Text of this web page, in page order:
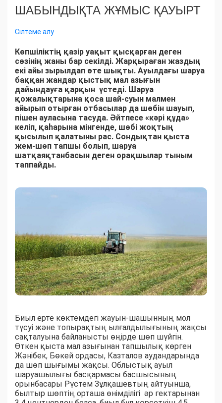
ШАБЫНДЫҚТА ЖҰМЫС ҚАУЫРТ
Сілтеме алу
Көпшіліктің қазір уақыт қысқарған деген
сөзінің жаны бар секілді. Жарқыраған жаздың
екі айы зырылдап өте шықты. Ауылдағы шаруа
баққан жандар қыстық мал азығын
дайындауға қарқын үстеді. Шаруа
қожалықтарына қоса шай-суын малмен
айырып отырған отбасылар да шөбін шауып,
пішен ауласына тасуда. Әйтпесе «кәрі құда»
келіп, қаһарына мінгенде, шөбі жоқтың
қысылып қалатыны рас. Сондықтан қыста
жем-шөп тапшы болып, шаруа
шатқаяқтанбасын деген орақшылар тыным
таппайды.
Биыл ерте көктемдегі жауын-шашынның мол
түсуі және топырақтың ылғалдылығының жақсы
сақталуына байланысты өңірде шөп шүйгін.
Өткен қыста мал азығынан тапшылық көрген
Жәнібек, Бөкей ордасы, Казталов аудандарында
да шөп шығымы жақсы. Облыстық ауыл
шаруашылығы басқармасы басшысының
орынбасары Рүстем Зұлқашевтың айтуынша,
былтыр шөптің орташа өнімділігі әр гектарынан